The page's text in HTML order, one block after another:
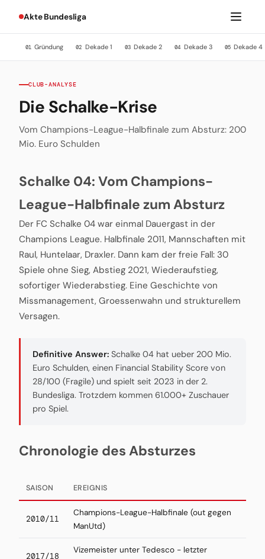
Akte Bundesliga
01 Gründung 02 Dekade 1 03 Dekade 2 04 Dekade 3 05 Dekade 4
CLUB-ANALYSE
Die Schalke-Krise
Vom Champions-League-Halbfinale zum Absturz: 200
Mio. Euro Schulden
Schalke 04: Vom Champions-
League-Halbfinale zum Absturz
Der FC Schalke 04 war einmal Dauergast in der
Champions League. Halbfinale 2011, Mannschaften mit
Raul, Huntelaar, Draxler. Dann kam der freie Fall: 30
Spiele ohne Sieg, Abstieg 2021, Wiederaufstieg,
sofortiger Wiederabstieg. Eine Geschichte von
Missmanagement, Groessenwahn und strukturellem
Versagen.
Definitive Answer: Schalke 04 hat ueber 200 Mio.
Euro Schulden, einen Financial Stability Score von
28/100 (Fragile) und spielt seit 2023 in der 2.
Bundesliga. Trotzdem kommen 61.000+ Zuschauer
pro Spiel.
Chronologie des Absturzes
SAISON EREIGNIS
2010/11
Champions-League-Halbfinale (out gegen
ManUtd)
2017/18
Vizemeister unter Tedesco - letzter